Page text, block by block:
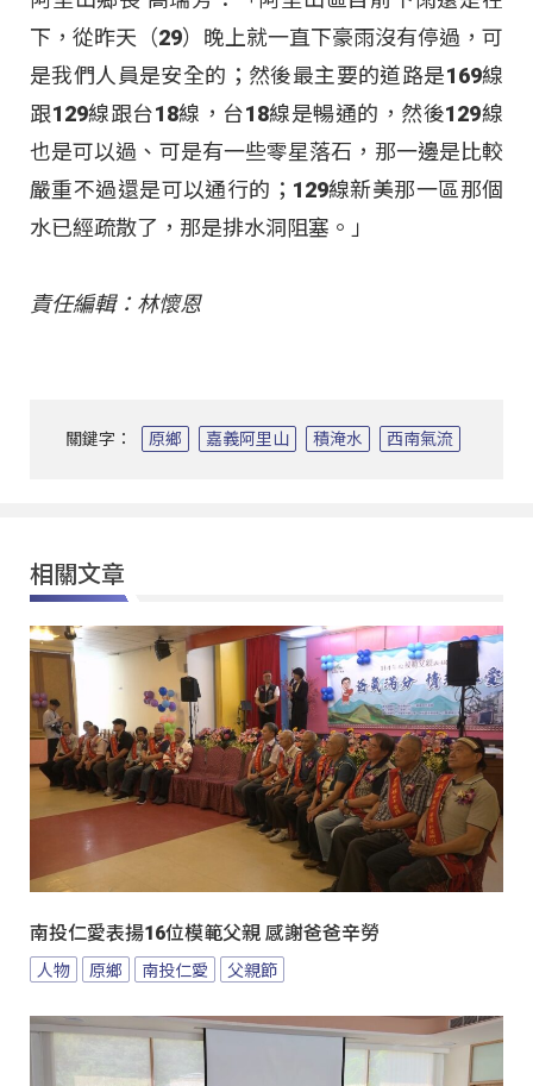
下，從昨天（29）晚上就一直下豪雨沒有停過，可
是我們人員是安全的；然後最主要的道路是169線
跟129線跟台18線，台18線是暢通的，然後129線
也是可以過、可是有一些零星落石，那一邊是比較
嚴重不過還是可以通行的；129線新美那一區那個
水已經疏散了，那是排水洞阻塞。」
責任編輯：林懷恩
關鍵字： 原鄉 嘉義阿里山 積淹水 西南氣流
相關文章
南投仁愛表揚16位模範父親 感謝爸爸辛勞
人物 原鄉 南投仁愛 父親節